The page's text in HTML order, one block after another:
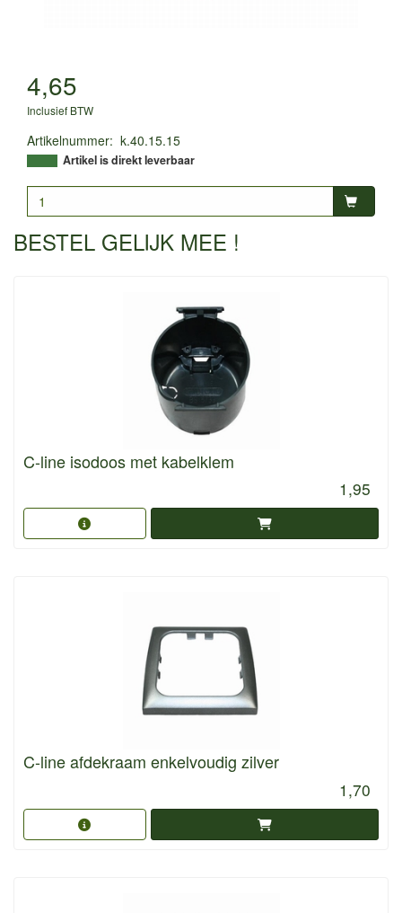
4,65
Inclusief BTW
Artikelnummer: k.40.15.15
Artikel is direkt leverbaar
BESTEL GELIJK MEE !
C-line isodoos met kabelklem
1,95
C-line afdekraam enkelvoudig zilver
1,70